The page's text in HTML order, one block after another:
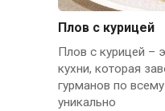
Плов с курицей
Плов с курицей –
кухни, которая
гурманов по
уникально